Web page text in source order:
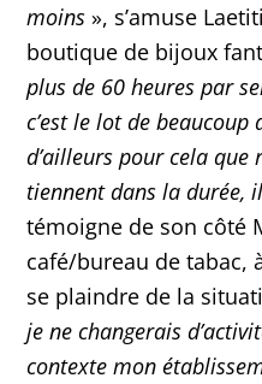
moins », s’amuse
boutique de bijoux
plus de 60 heures par
c’est le lot de beaucoup
d’ailleurs pour cela que
tiennent dans la durée,
témoigne de son côté
café/bureau de tabac,
se plaindre de la
je ne changerais
contexte mon